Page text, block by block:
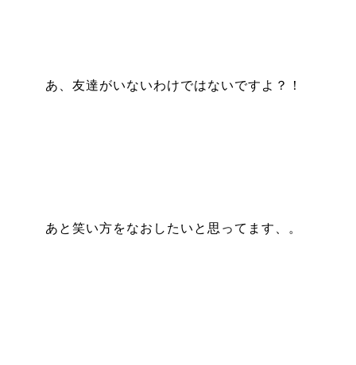
あ、友達がいないわけではないですよ？！
あと笑い方をなおしたいと思ってます、。